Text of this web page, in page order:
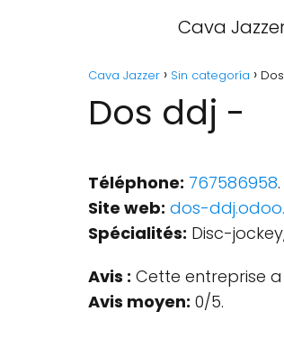
Cava
Cava Jazzer Sin categoría
Dos ddj -
Téléphone: 767586958.
Site web: dos-
Spécialités: Disc-
Avis : Cette entreprise a
Avis moyen: 0/5.